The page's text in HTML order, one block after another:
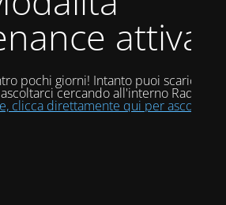
attiva
pochi giorni! Intanto puoi scaricare
cercando all'interno Radio
clicca direttamente qui per ascoltarci!